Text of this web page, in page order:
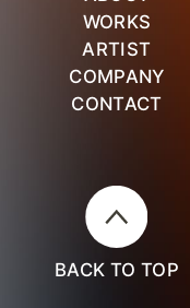
WORKS
ARTIST
COMPANY
CONTACT
BACK TO TOP